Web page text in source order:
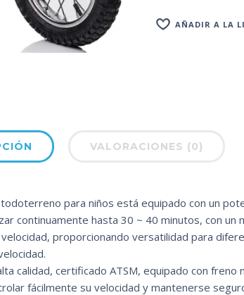
AÑADIR A LA
VALORACIONES (0)
para niños está equipado con un
continuamente hasta 30 ~ 40 minutos, con un
proporcionando versatilidad para
calidad, certificado ATSM, equipado con freno
fácilmente su velocidad y mantenerse